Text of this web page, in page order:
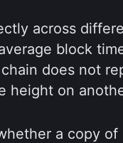
across
block
does not
height on
a copy of